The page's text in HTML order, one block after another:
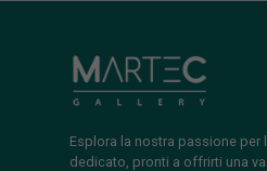
Esplora la nostra passione per
dedicato, pronti a offrirti una